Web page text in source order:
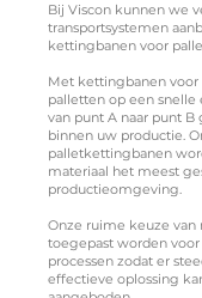
Bij Viscon kunnen we
transportsystemen
kettingbanen voor
Met kettingbanen voor
palletten op een
van punt A naar punt B
binnen uw productie.
palletkettingbanen
materiaal het meest
productieomgeving.
Onze ruime keuze van
toegepast worden
processen zodat er
effectieve oplossing